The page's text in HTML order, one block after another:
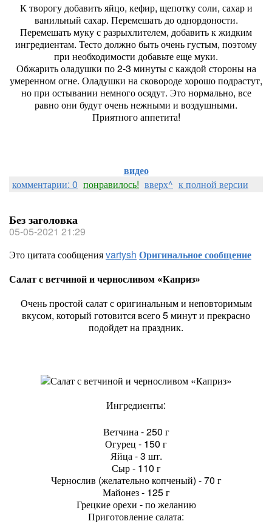
К творогу добавить яйцо, кефир, щепотку соли, сахар и
ванильный сахар. Перемешать до однордоности.
Перемешать муку с разрыхлителем, добавить к жидким
ингредиентам. Тесто должно быть очень густым, поэтому
при необходимости добавьте еще муки.
Обжарить оладушки по 2-3 минуты с каждой стороны на
умеренном огне. Оладушки на сковороде хорошо подрастут,
но при остывании немного осядут. Это нормально, все
равно они будут очень нежными и воздушными.
Приятного аппетита!
видео
комментарии: 0 понравилось! вверх^ к полной версии
Без заголовка
05-05-2021 21:29
Это цитата сообщенияvartysh Оригинальное сообщение
Салат с ветчиной и черносливом «Каприз»
Очень простой салат с оригинальным и неповторимым
вкусом, который готовится всего 5 минут и прекрасно
подойдет на праздник.
Ингредиенты:
Ветчина - 250 г
Огурец - 150 г
Яйца - 3 шт.
Сыр - 110 г
Чернослив (желательно копченый) - 70 г
Майонез - 125 г
Грецкие орехи - по желанию
Приготовление салата: